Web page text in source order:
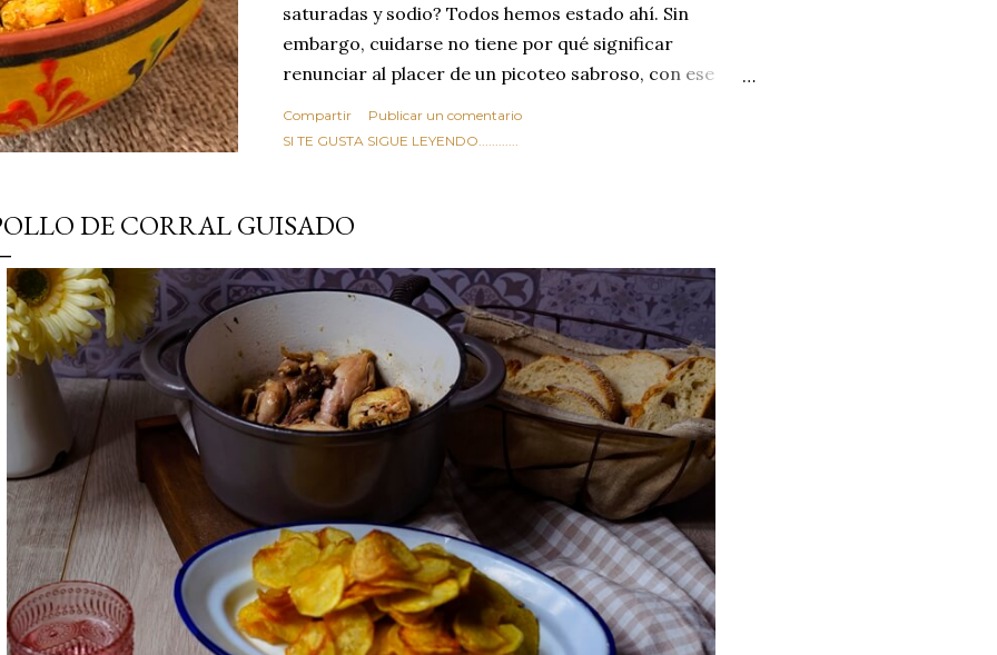
saturadas y sodio? Todos hemos estado ahí. Sin
embargo, cuidarse no tiene por qué significar
renunciar al placer de un picoteo sabroso, con ese
Estas alubias crujientes al horno van a cambiar por
tradicionales y copiosos de invierno. Con esta receta
ingrediente tan humilde como la alubia de La Bañeza
en un snack ligero, dorado, cargado de proteína y
100% natural. Es el sustituto perfecto a los frutos se...
Compartir
Publicar un comentario
SI TE GUSTA SIGUE LEYENDO............
DE CORRAL GUISADO